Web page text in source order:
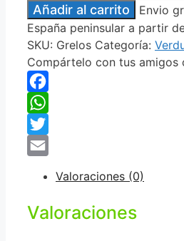
cantidad
Añadir al carrito
Envio
España peninsular a partir
SKU: Grelos Categoría:
Compártelo con tus amigos
Facebook
WhatsApp
Twitter
Valoraciones (0)
Valoraciones